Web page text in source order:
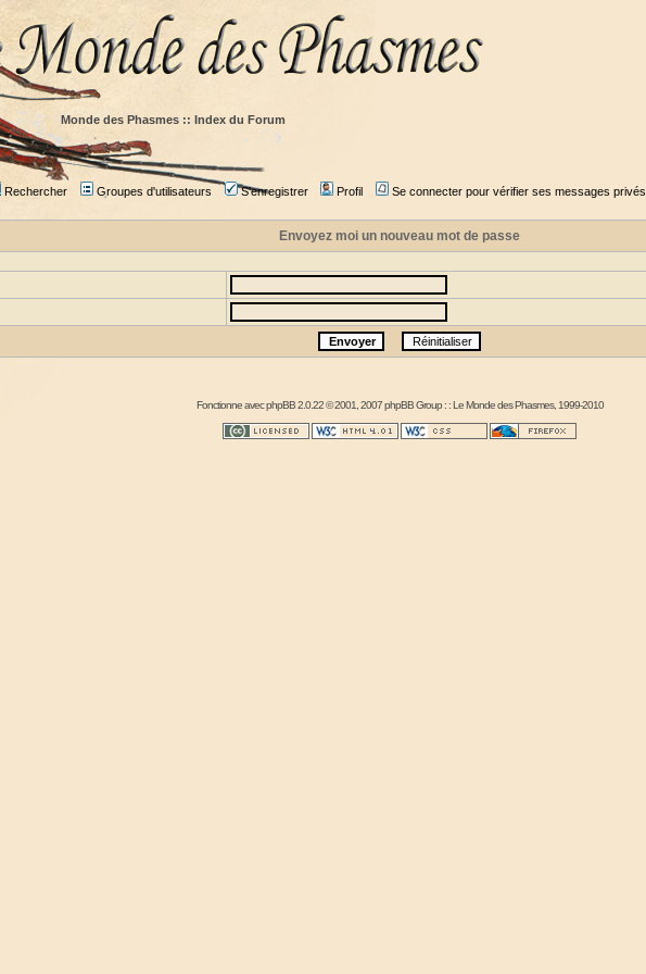
Monde des Phasmes :: Index du Forum
Rechercher Groupes d'utilisateurs S'enregistrer Profil Se connecter pour vérifier ses messages privés
Envoyez moi un nouveau mot de passe
Fonctionne avecphpBB2.0.22 © 2001, 2007 phpBB Group : :Le Monde des Phasmes, 1999-2010